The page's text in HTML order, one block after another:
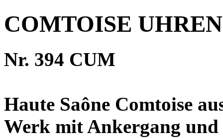
COMTOISE
Nr.
Haute Saône Comtoise
Werk mit Ankergang